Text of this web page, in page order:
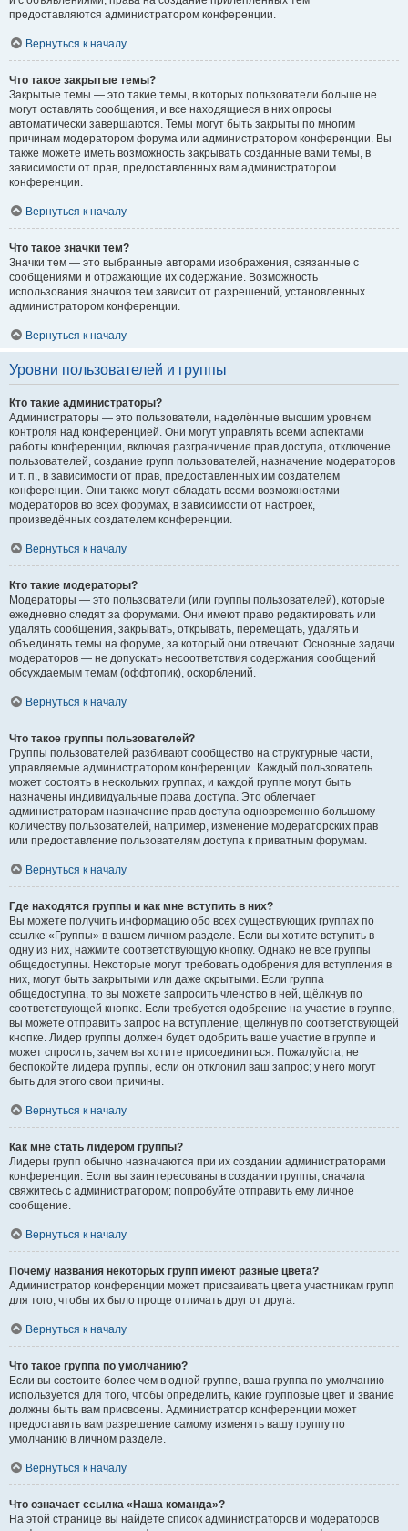
предоставляются администратором конференции.
Вернуться к началу
Что такое закрытые темы?
Закрытые темы — это такие темы, в которых пользователи больше не
могут оставлять сообщения, и все находящиеся в них опросы
автоматически завершаются. Темы могут быть закрыты по многим
причинам модератором форума или администратором конференции. Вы
также можете иметь возможность закрывать созданные вами темы, в
зависимости от прав, предоставленных вам администратором
конференции.
Вернуться к началу
Что такое значки тем?
Значки тем — это выбранные авторами изображения, связанные с
сообщениями и отражающие их содержание. Возможность
использования значков тем зависит от разрешений, установленных
администратором конференции.
Вернуться к началу
Уровни пользователей и группы
Кто такие администраторы?
Администраторы — это пользователи, наделённые высшим уровнем
контроля над конференцией. Они могут управлять всеми аспектами
работы конференции, включая разграничение прав доступа, отключение
пользователей, создание групп пользователей, назначение модераторов
и т. п., в зависимости от прав, предоставленных им создателем
конференции. Они также могут обладать всеми возможностями
модераторов во всех форумах, в зависимости от настроек,
произведённых создателем конференции.
Вернуться к началу
Кто такие модераторы?
Модераторы — это пользователи (или группы пользователей), которые
ежедневно следят за форумами. Они имеют право редактировать или
удалять сообщения, закрывать, открывать, перемещать, удалять и
объединять темы на форуме, за который они отвечают. Основные задачи
модераторов — не допускать несоответствия содержания сообщений
обсуждаемым темам (оффтопик), оскорблений.
Вернуться к началу
Что такое группы пользователей?
Группы пользователей разбивают сообщество на структурные части,
управляемые администратором конференции. Каждый пользователь
может состоять в нескольких группах, и каждой группе могут быть
назначены индивидуальные права доступа. Это облегчает
администраторам назначение прав доступа одновременно большому
количеству пользователей, например, изменение модераторских прав
или предоставление пользователям доступа к приватным форумам.
Вернуться к началу
Где находятся группы и как мне вступить в них?
Вы можете получить информацию обо всех существующих группах по
ссылке «Группы» в вашем личном разделе. Если вы хотите вступить в
одну из них, нажмите соответствующую кнопку. Однако не все группы
общедоступны. Некоторые могут требовать одобрения для вступления в
них, могут быть закрытыми или даже скрытыми. Если группа
общедоступна, то вы можете запросить членство в ней, щёлкнув по
соответствующей кнопке. Если требуется одобрение на участие в группе,
вы можете отправить запрос на вступление, щёлкнув по соответствующей
кнопке. Лидер группы должен будет одобрить ваше участие в группе и
может спросить, зачем вы хотите присоединиться. Пожалуйста, не
беспокойте лидера группы, если он отклонил ваш запрос; у него могут
быть для этого свои причины.
Вернуться к началу
Как мне стать лидером группы?
Лидеры групп обычно назначаются при их создании администраторами
конференции. Если вы заинтересованы в создании группы, сначала
свяжитесь с администратором; попробуйте отправить ему личное
сообщение.
Вернуться к началу
Почему названия некоторых групп имеют разные цвета?
Администратор конференции может присваивать цвета участникам групп
для того, чтобы их было проще отличать друг от друга.
Вернуться к началу
Что такое группа по умолчанию?
Если вы состоите более чем в одной группе, ваша группа по умолчанию
используется для того, чтобы определить, какие групповые цвет и звание
должны быть вам присвоены. Администратор конференции может
предоставить вам разрешение самому изменять вашу группу по
умолчанию в личном разделе.
Вернуться к началу
Что означает ссылка «Наша команда»?
На этой странице вы найдёте список администраторов и модераторов